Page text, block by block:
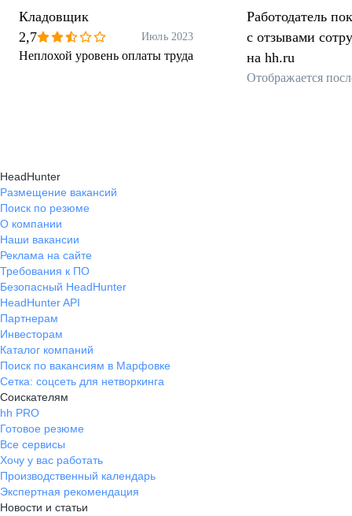
Кладовщик
2,7
Июль 2023
Неплохой уровень оплаты труда
Работодатель
с отзывами
на hh.ru
Отображается
HeadHunter
Размещение вакансий
Поиск по резюме
О компании
Наши вакансии
Реклама на сайте
Требования к ПО
Безопасный HeadHunter
HeadHunter API
Партнерам
Инвесторам
Каталог компаний
Поиск по вакансиям в Марфовке
Сетка: соцсеть для нетворкинга
Соискателям
hh PRO
Готовое резюме
Все сервисы
Хочу у вас работать
Производственный календарь
Экспертная рекомендация
Новости и статьи